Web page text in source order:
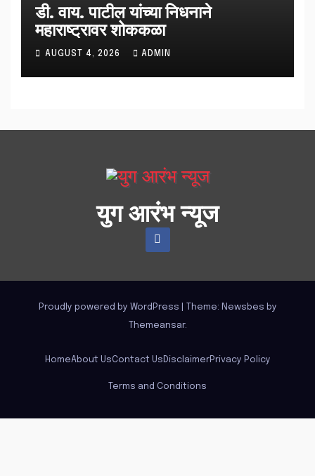
डी. वाय. पाटील यांच्या निधनाने
महाराष्ट्रावर शोककळा
AUGUST 4, 2026 ADMIN
युग आरंभ न्यूज
Proudly powered by WordPress Theme: Newsbes by
Themeansar.
HomeAbout UsContact Us DisclaimerPrivacy Policy
Terms and Conditions